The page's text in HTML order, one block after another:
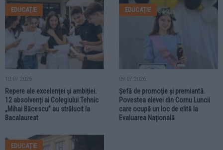
EDUCAȚIE
10.07.2026
Repere ale excelenței și ambiției.
12 absolvenți ai Colegiului Tehnic
„Mihai Băcescu” au strălucit la
Bacalaureat
EDUCAȚIE
09.07.2026
Șefă de promoție și premiantă.
Povestea elevei din Cornu Luncii
care ocupă un loc de elită la
Evaluarea Națională
EDUCAȚIE